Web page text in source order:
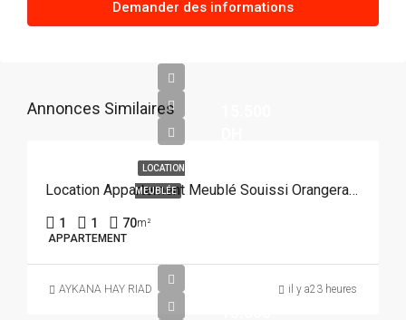
Demander des informations
Annonces Similaires
LOCATION
MEUBLÉE Location Appartement Meublé Souissi Orangeraie Rabat REF 4215
1 1 70m²
APPARTEMENT
AYKANA HAY RIAD il y a23 heures